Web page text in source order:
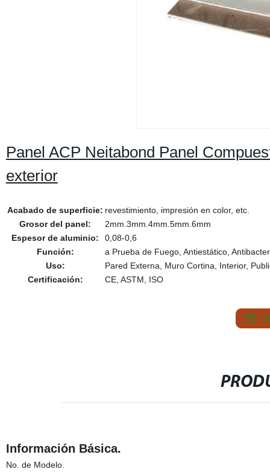
Panel ACP Neitabond Panel
exterior
Acabado de superficie: revestimiento, impresión en color, etc.
Grosor del panel:
2mm.3mm.4mm.5mm.6mm
Espesor de aluminio:
0,08-0,6
Función:
a Prueba de Fuego, Antiestático,
Uso:
Pared Externa, Muro Cortina, Interior,
Certificación:
CE, ASTM, ISO
Información Básica.
No. de Modelo.